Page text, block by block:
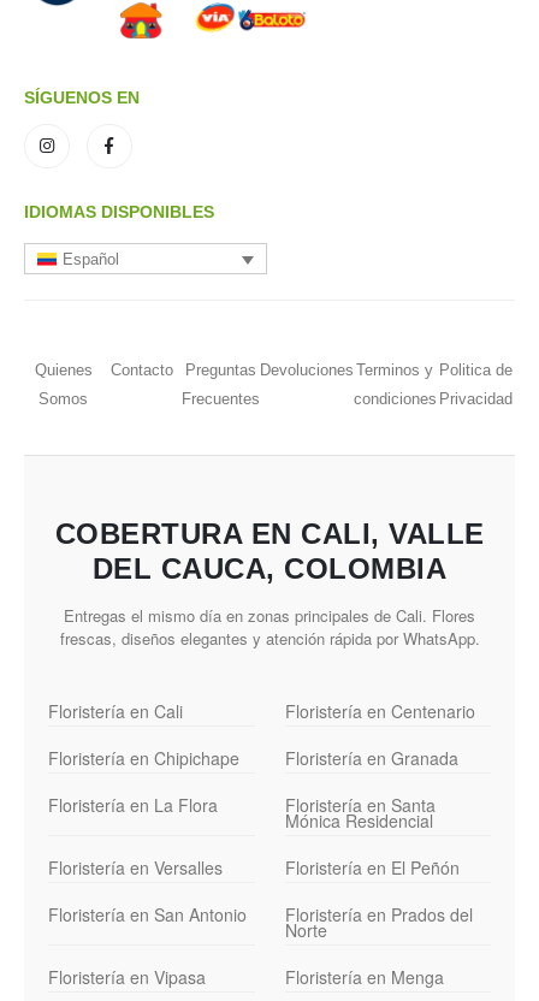
SÍGUENOS EN
IDIOMAS DISPONIBLES
Español
Quienes
Somos
Contacto
Preguntas
Frecuentes
Devoluciones Terminos y
condiciones
Politica de
Privacidad
COBERTURA EN CALI, VALLE
DEL CAUCA, COLOMBIA
Entregas el mismo día en zonas principales de Cali. Flores
frescas, diseños elegantes y atención rápida por WhatsApp.
Floristería en Cali
Floristería en Centenario
Floristería en Chipichape
Floristería en Granada
Floristería en La Flora
Floristería en Santa
Mónica Residencial
Floristería en Versalles
Floristería en El Peñón
Floristería en San Antonio
Floristería en Prados del
Norte
Floristería en Vipasa
Floristería en Menga